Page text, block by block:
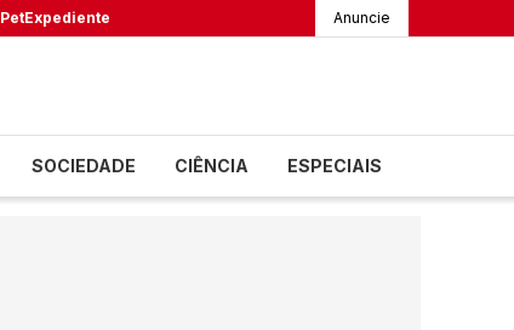
PetExpediente Anuncie
SOCIEDADE CIÊNCIA ESPECIAIS